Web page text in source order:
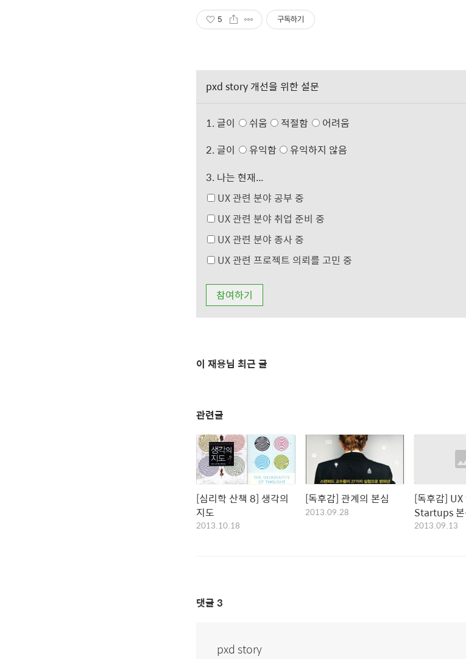
5 구독하기
pxd story 개선을 위한 설문
1. 글이 쉬움 적절함
어려움
2. 글이
유익함
유익하지 않음
3. 나는 현재...
UX 관련 분야 공부 중
UX 관련 분야 취업 준비 중
UX 관련 분야 종사 중
UX 관련 프로젝트 의뢰를 고민 중
이 재용님 최근 글
관련글
[심리학 산책 8] 생각의
지도
2013.10.18
[독후감] 관계의 본심
2013.09.28
[독후감]
Startups
2013.09.13
댓글 3
pxd story